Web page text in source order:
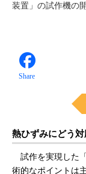
装置」の試作機の
Share
熱ひずみにどう
試作を実現した
術的なポイントは